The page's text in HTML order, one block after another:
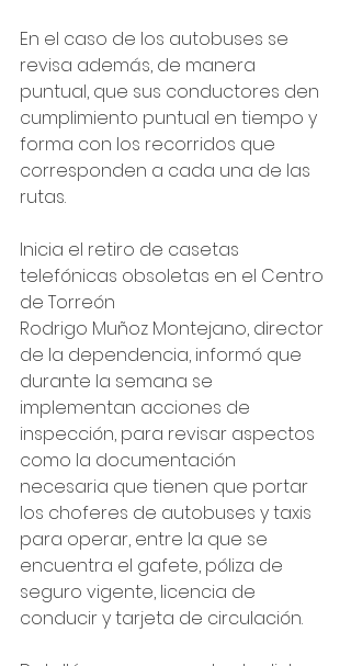
En el caso de los autobuses se
revisa además, de manera
puntual, que sus conductores den
cumplimiento puntual en tiempo y
forma con los recorridos que
corresponden a cada una de las
rutas.
Inicia el retiro de casetas
telefónicas obsoletas en el Centro
de Torreón
Rodrigo Muñoz Montejano, director
de la dependencia, informó que
durante la semana se
implementan acciones de
inspección, para revisar aspectos
como la documentación
necesaria que tienen que portar
los choferes de autobuses y taxis
para operar, entre la que se
encuentra el gafete, póliza de
seguro vigente, licencia de
conducir y tarjeta de circulación.